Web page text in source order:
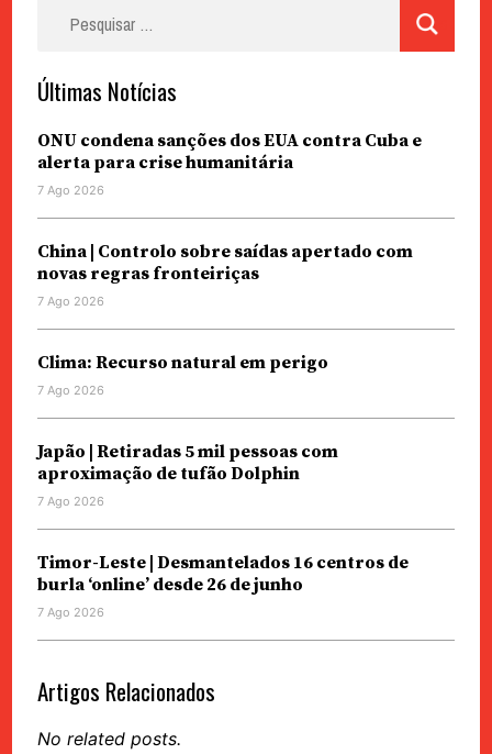
Últimas Notícias
ONU condena sanções dos EUA contra Cuba e
alerta para crise humanitária
7 Ago 2026
China | Controlo sobre saídas apertado com
novas regras fronteiriças
7 Ago 2026
Clima: Recurso natural em perigo
7 Ago 2026
Japão | Retiradas 5 mil pessoas com
aproximação de tufão Dolphin
7 Ago 2026
Timor-Leste | Desmantelados 16 centros de
burla ‘online’ desde 26 de junho
7 Ago 2026
Artigos Relacionados
No related posts.